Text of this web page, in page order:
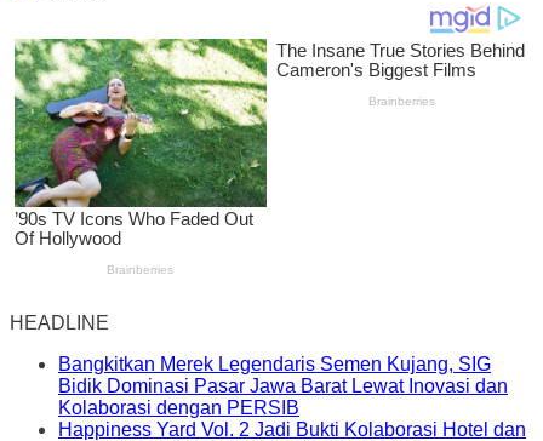
HEADLINE
Bangkitkan Merek Legendaris Semen Kujang, SIG
Bidik Dominasi Pasar Jawa Barat Lewat Inovasi dan
Kolaborasi dengan PERSIB
Happiness Yard Vol. 2 Jadi Bukti Kolaborasi Hotel dan